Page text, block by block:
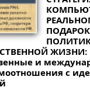
ЖИЗНИ:
и
с